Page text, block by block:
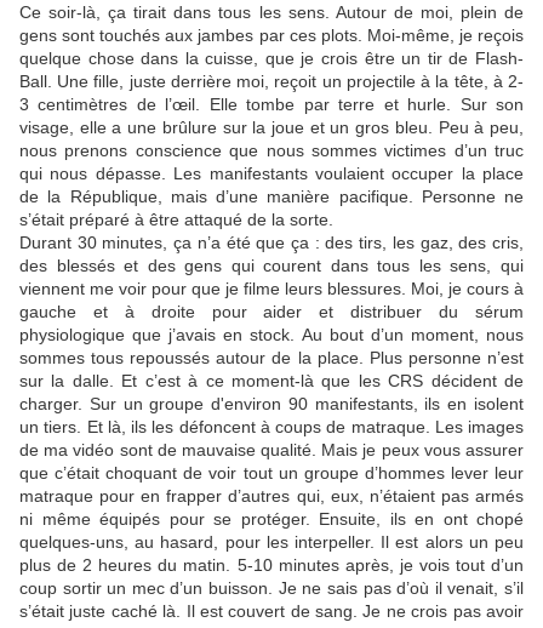
Ce soir-là, ça tirait dans tous les sens. Autour de moi, plein de
gens sont touchés aux jambes par ces plots. Moi-même, je reçois
quelque chose dans la cuisse, que je crois être un tir de Flash-
Ball. Une fille, juste derrière moi, reçoit un projectile à la tête, à 2-
3 centimètres de l’œil. Elle tombe par terre et hurle. Sur son
visage, elle a une brûlure sur la joue et un gros bleu. Peu à peu,
nous prenons conscience que nous sommes victimes d’un truc
qui nous dépasse. Les manifestants voulaient occuper la place
de la République, mais d’une manière pacifique. Personne ne
s’était préparé à être attaqué de la sorte.
Durant 30 minutes, ça n’a été que ça : des tirs, les gaz, des cris,
des blessés et des gens qui courent dans tous les sens, qui
viennent me voir pour que je filme leurs blessures. Moi, je cours à
gauche et à droite pour aider et distribuer du sérum
physiologique que j’avais en stock. Au bout d’un moment, nous
sommes tous repoussés autour de la place. Plus personne n’est
sur la dalle. Et c’est à ce moment-là que les CRS décident de
charger. Sur un groupe d'environ 90 manifestants, ils en isolent
un tiers. Et là, ils les défoncent à coups de matraque. Les images
de ma vidéo sont de mauvaise qualité. Mais je peux vous assurer
que c’était choquant de voir tout un groupe d’hommes lever leur
matraque pour en frapper d’autres qui, eux, n’étaient pas armés
ni même équipés pour se protéger. Ensuite, ils en ont chopé
quelques-uns, au hasard, pour les interpeller. Il est alors un peu
plus de 2 heures du matin. 5-10 minutes après, je vois tout d’un
coup sortir un mec d’un buisson. Je ne sais pas d’où il venait, s’il
s’était juste caché là. Il est couvert de sang. Je ne crois pas avoir